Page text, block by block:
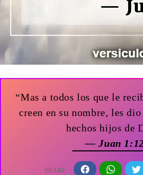
“Mas a todos los que le
creen en su nombre, les
hechos hijos de
— Juan